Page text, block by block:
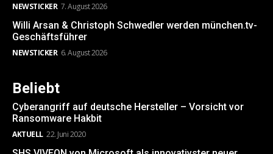
NEWSTICKER 7. August 2026
Willi Arsan & Christoph Schwedler werden münchen.tv-
Geschäftsführer
NEWSTICKER 6. August 2026
Beliebt
Cyberangriff auf deutsche Hersteller – Vorsicht vor
Ransomware Hakbit
AKTUELL 22. Juni 2020